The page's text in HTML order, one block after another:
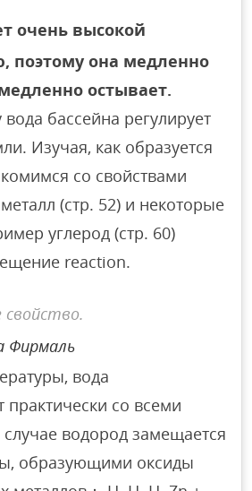
очень высокой
поэтому она медленно
остывает.
бассейна регулирует
Изучая, как образуется
со свойствами
(стр. 52) и некоторые
углерод (стр. 60)
reaction.
свойство.
Фирмаль
вода
практически со всеми
водород замещается
образующими оксиды